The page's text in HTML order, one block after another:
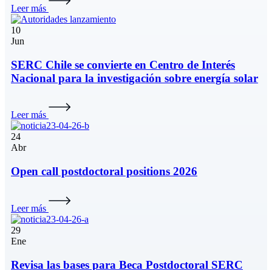
Leer más
10
Jun
SERC Chile se convierte en Centro de Interés
Nacional para la investigación sobre energía solar
Leer más
24
Abr
Open call postdoctoral positions 2026
Leer más
29
Ene
Revisa las bases para Beca Postdoctoral SERC